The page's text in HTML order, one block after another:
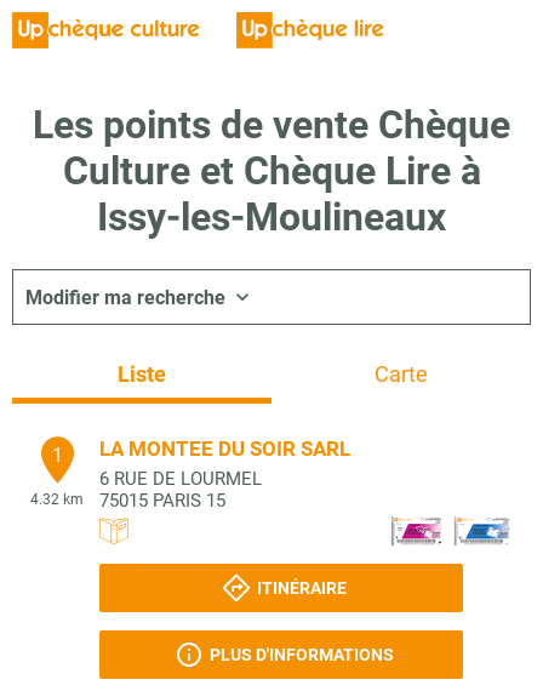
Les points de vente Chèque
Culture et Chèque Lire à
Issy-les-Moulineaux
Modifier ma recherche
Liste Carte
1
4.32 km
LA MONTEE DU SOIR SARL
6 RUE DE LOURMEL
75015 PARIS 15
ITINÉRAIRE
PLUS D'INFORMATIONS